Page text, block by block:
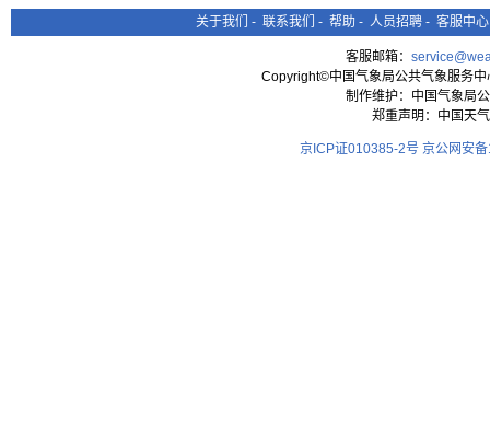
关于我们 - 联系我们 - 帮助 - 人员招聘 - 客服中心
客服邮箱：
Copyright©中国气象局公共气象服务
制作维护：中国气象局
郑重声明：中国天
京ICP证010385-2号 京公网安